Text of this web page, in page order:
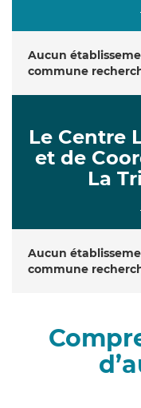
Aucun
commune
Le Centre
et de
La
Aucun
commune